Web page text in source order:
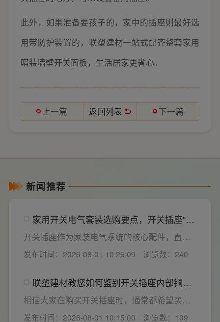
此外，如果准备要孩子的，家中的插座则最好选
用带防护装置的，联塑建材一站式配齐整套家用
暗装墙壁开关面板，生活居家更省心。
上一篇 返回列表 下一篇
新闻推荐
家用开关电气套装选购要点，开关插座“七
看”甄选技巧
开关插座作为家装电气系统的核心配件，直接
决定居家用电的安全性与实用性，选材好坏影
响着长期居住体验。想要一站式搞定全屋电气
关键。联塑建材总结专业选购“七看”技巧，帮大
家精准避坑，挑选安全耐用的开关插座产品。
发布时间：2026-08-01 10:26:09 浏览数：240
联塑建材教您如何鉴别开关插座内部铜片
质量
相信大家在购买开关插座时，通常都希望买到
一款寿命长，质量好的产品，那么对于开关插
发布时间：2026-08-01 10:15:00 浏览数：109